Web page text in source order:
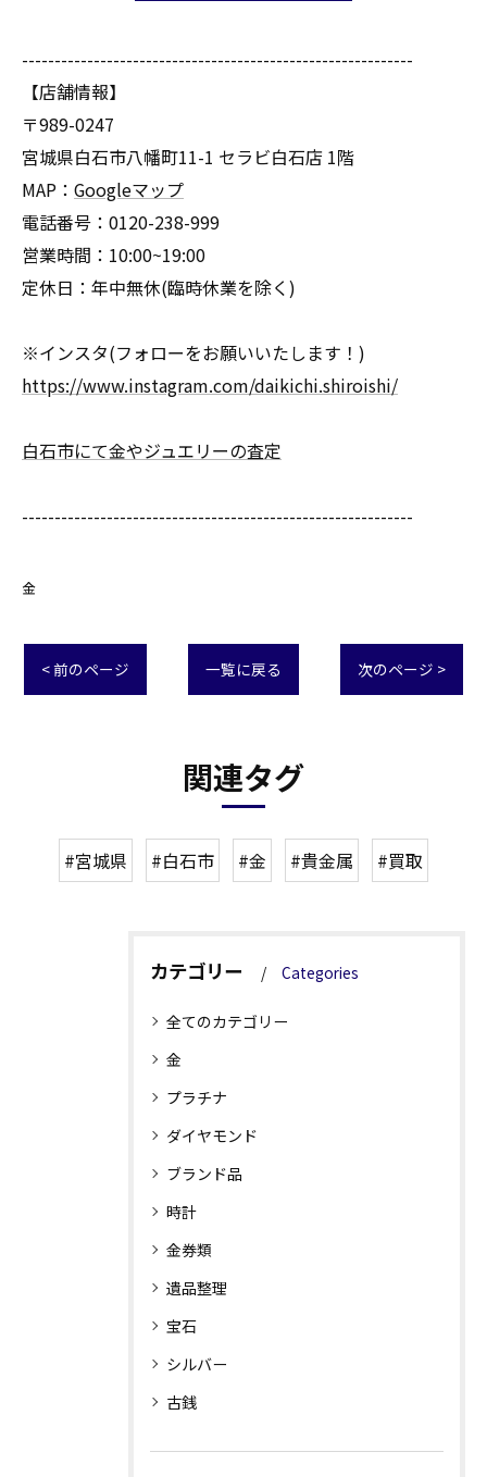
------------------------------------------------------------
【店舗情報】
〒989-0247
宮城県白石市八幡町11-1 セラビ白石店 1階
MAP： Googleマップ
電話番号：0120-238-999
営業時間：10:00~19:00
定休日：年中無休(臨時休業を除く)
※インスタ(フォローをお願いいたします！)
https://www.instagram.com/daikichi.shiroishi/
白石市にて金やジュエリーの査定
------------------------------------------------------------
金
< 前のページ 一覧に戻る 次のページ >
関連タグ
#宮城県 #白石市 #金 #貴金属 #買取
カテゴリー Categories
全てのカテゴリー
金
プラチナ
ダイヤモンド
ブランド品
時計
金券類
遺品整理
宝石
シルバー
古銭